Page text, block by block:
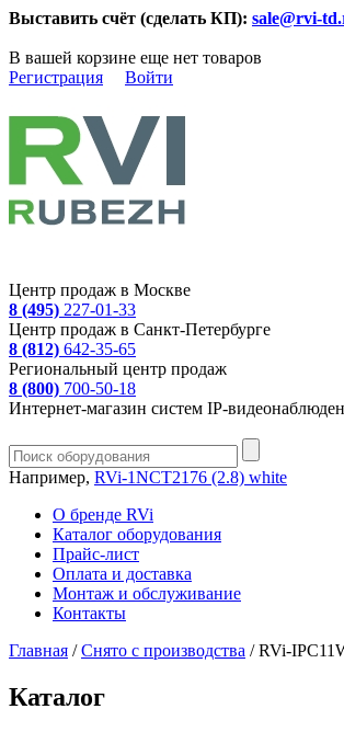
Выставить счёт (сделать КП): sale@rvi-
В вашей корзине еще нет товаров
Регистрация
Войти
Центр продаж в Москве
8 (495) 227-01-33
Центр продаж в Санкт-Петербурге
8 (812) 642-35-65
Региональный центр продаж
8 (800) 700-50-18
Интернет-магазин систем IP-
Например, RVi-1NCT2176 (2.8) white
О бренде RVi
Каталог оборудования
Прайс-лист
Оплата и доставка
Монтаж и обслуживание
Контакты
Главная /Снято с производства /RVi-
Каталог